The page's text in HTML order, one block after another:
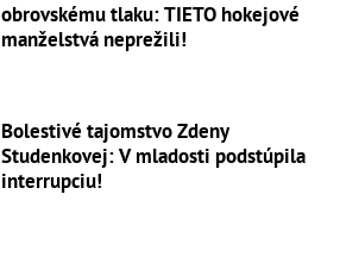
obrovskému tlaku: TIETO hokejové
manželstvá neprežili!
Bolestivé tajomstvo Zdeny
Studenkovej: V mladosti podstúpila
interrupciu!